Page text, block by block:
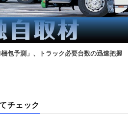
包予測」、トラック必要台数の迅速把握
チェック